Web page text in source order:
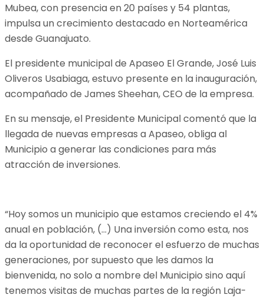
Mubea, con presencia en 20 países y 54 plantas,
impulsa un crecimiento destacado en Norteamérica
desde Guanajuato.
El presidente municipal de Apaseo El Grande, José Luis
Oliveros Usabiaga, estuvo presente en la inauguración,
acompañado de James Sheehan, CEO de la empresa.
En su mensaje, el Presidente Municipal comentó que la
llegada de nuevas empresas a Apaseo, obliga al
Municipio a generar las condiciones para más
atracción de inversiones.
“Hoy somos un municipio que estamos creciendo el 4%
anual en población, (…) Una inversión como esta, nos
da la oportunidad de reconocer el esfuerzo de muchas
generaciones, por supuesto que les damos la
bienvenida, no solo a nombre del Municipio sino aquí
tenemos visitas de muchas partes de la región Laja-